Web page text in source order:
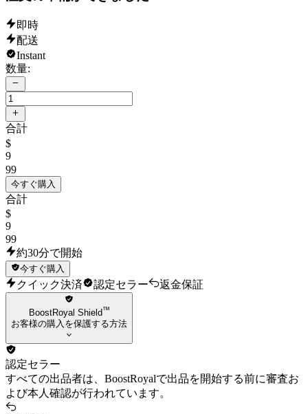
即時
配送
Instant
数量:
合計
$
9
99
今すぐ購入
合計
$
9
99
約30分で開始
今すぐ購入
クイック決済 認定セラー 返金保証
BoostRoyal Shield™
お客様の購入を保護する方法
認定セラー
すべての出品者は、BoostRoyalで出品を開始する前に審査お
よび本人確認が行われています。